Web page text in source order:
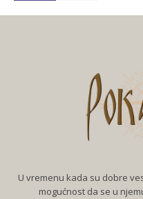
U vremenu kada su dobre
mogućnost da se u